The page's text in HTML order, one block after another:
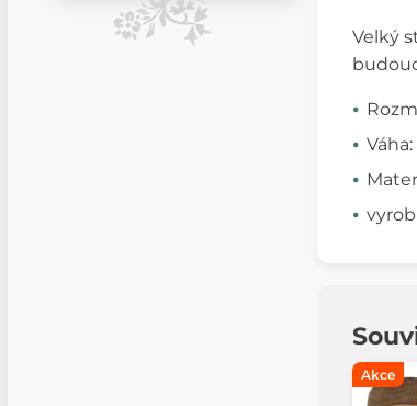
Velký
Váha:
Akce